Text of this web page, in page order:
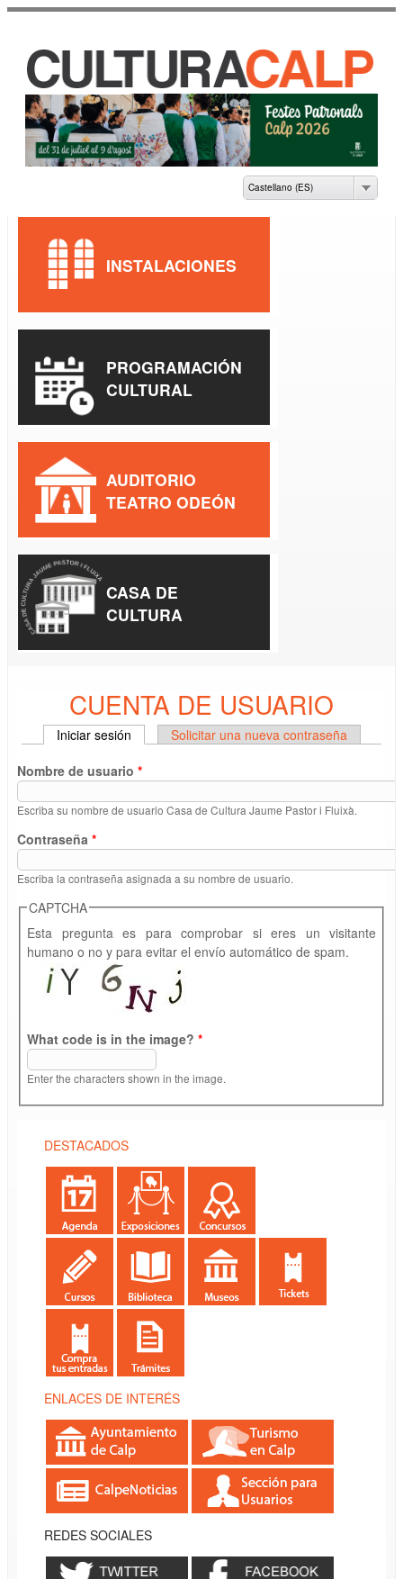
principal
CASA DE CULTURA
JAUME PASTOR I
Castellano (ES)
CUENTA DE USUARIO
SOLAPAS PRINCIPALES
Iniciar sesión (solapa activa)
Solicitar una nueva contraseña
Nombre de usuario *
Escriba su nombre de usuario Casa de Cultura Jaume Pastor i Fluixà.
Contraseña *
Escriba la contraseña asignada a su nombre de usuario.
CAPTCHA
Esta pregunta es para comprobar si eres un visitante
humano o no y para evitar el envío automático de spam.
What code is in the image? *
Enter the characters shown in the image.
DESTACADOS
ENLACES DE INTERÉS
REDES SOCIALES
INSTALACIONES
PROGRAMACIÓN
CULTURAL
AUDITORIO
TEATRO ODEÓN
CASA DE
CULTURA